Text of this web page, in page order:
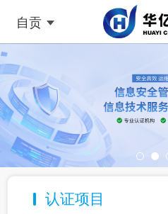
自贡
认证项目